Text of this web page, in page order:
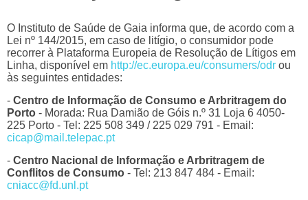
O Instituto de Saúde de Gaia informa que, de acordo com a
Lei nº 144/2015, em caso de litígio, o consumidor pode
recorrer à Plataforma Europeia de Resolução de Lítigos em
Linha, disponível em http://ec.europa.eu/consumers/odr ou
às seguintes entidades:
- Centro de Informação de Consumo e Arbritragem do
Porto - Morada: Rua Damião de Góis n.º 31 Loja 6 4050-
225 Porto - Tel: 225 508 349 / 225 029 791 - Email:
cicap@mail.telepac.pt
- Centro Nacional de Informação e Arbritragem de
Conflitos de Consumo - Tel: 213 847 484 - Email:
cniacc@fd.unl.pt